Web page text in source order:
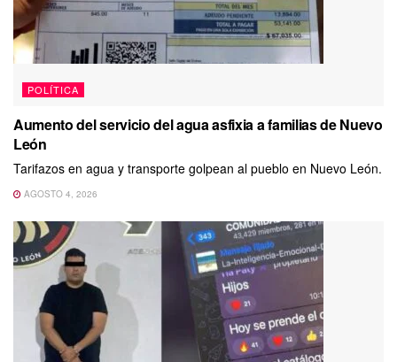
POLÍTICA
Aumento del servicio del agua asfixia a familias de Nuevo
León
Tarifazos en agua y transporte golpean al pueblo en Nuevo León.
AGOSTO 4, 2026